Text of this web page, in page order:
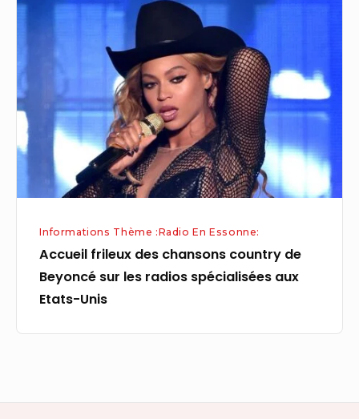
chansons
de
Beyoncé
sur
Etats-
Unis
Informations Thème :Radio En Essonne:
Accueil frileux des chansons country de
Beyoncé sur les radios spécialisées aux
Etats-Unis